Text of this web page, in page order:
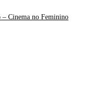
– Cinema no Feminino